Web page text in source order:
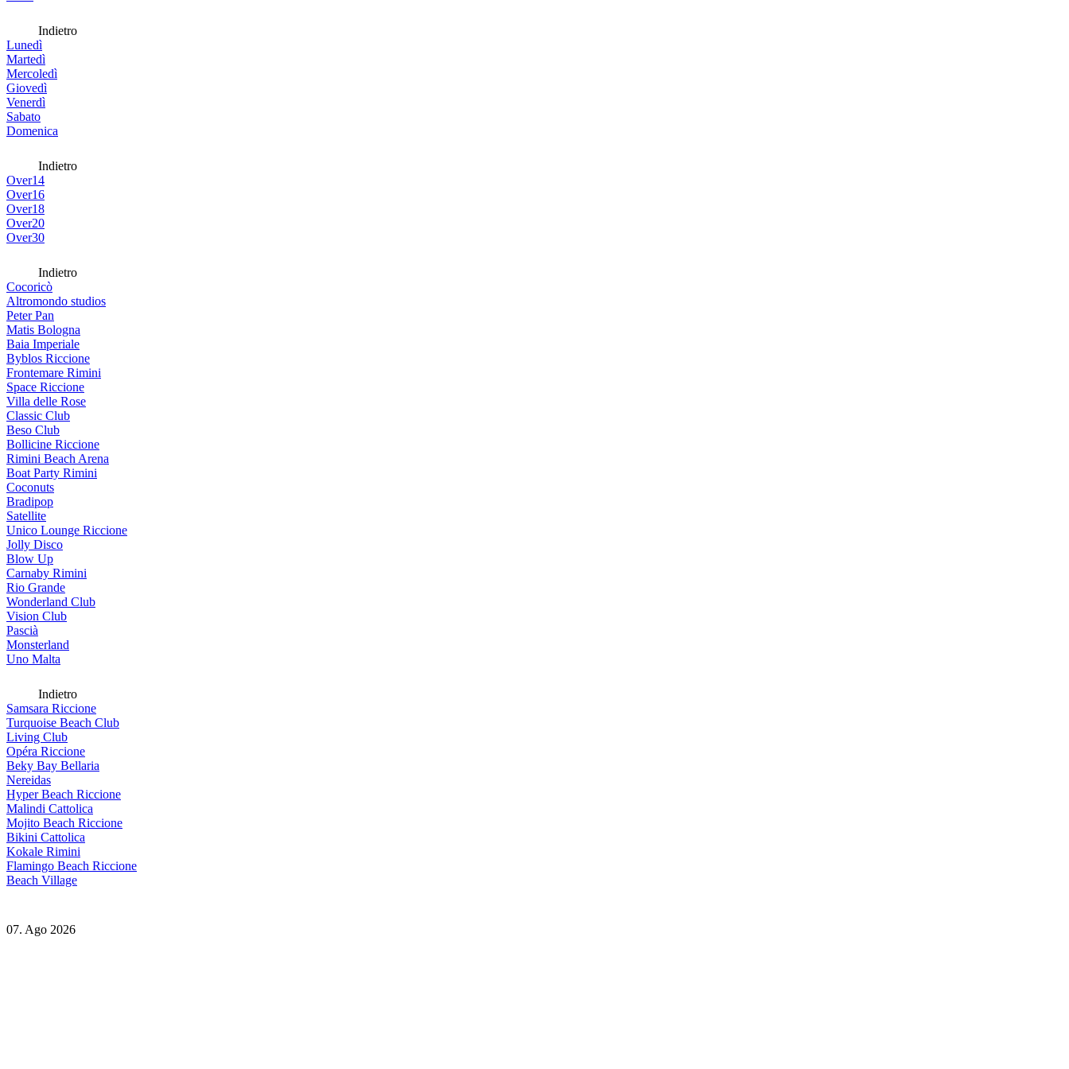
Indietro
Lunedì
Martedì
Mercoledì
Giovedì
Venerdì
Sabato
Domenica
Indietro
Over14
Over16
Over18
Over20
Over30
Indietro
Cocoricò
Altromondo studios
Peter Pan
Matis Bologna
Baia Imperiale
Byblos Riccione
Frontemare Rimini
Space Riccione
Villa delle Rose
Classic Club
Beso Club
Bollicine Riccione
Rimini Beach Arena
Boat Party Rimini
Coconuts
Bradipop
Satellite
Unico Lounge Riccione
Jolly Disco
Blow Up
Carnaby Rimini
Rio Grande
Wonderland Club
Vision Club
Pascià
Monsterland
Uno Malta
Indietro
Samsara Riccione
Turquoise Beach Club
Living Club
Opéra Riccione
Beky Bay Bellaria
Nereidas
Hyper Beach Riccione
Malindi Cattolica
Mojito Beach Riccione
Bikini Cattolica
Kokale Rimini
Flamingo Beach Riccione
Beach Village
07. Ago 2026